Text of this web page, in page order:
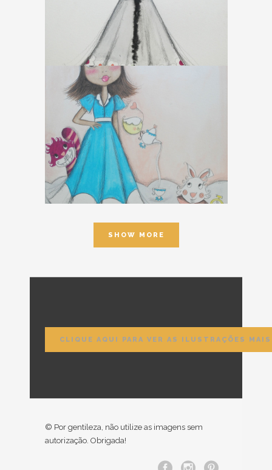
SHOW MORE
CLIQUE AQUI PARA VER AS ILUSTRAÇÕES
© Por gentileza, não utilize as imagens sem
autorização. Obrigada!